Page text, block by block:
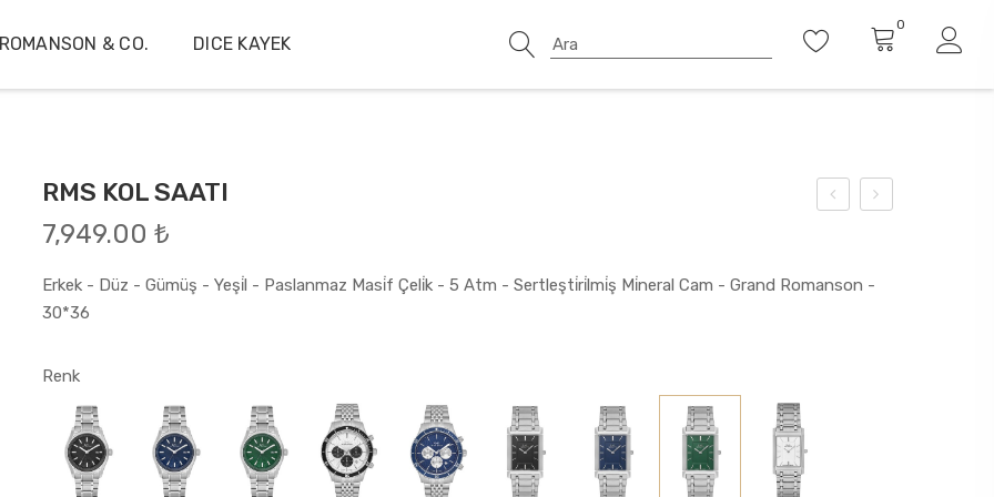
& CO. DICE KAYEK
0
RMS KOL SAATI
7,949.00 ₺
Erkek - Düz - Gümüş - Yeşi̇l - Paslanmaz Masi̇f Çeli̇k - 5 Atm - Sertleşti̇ri̇lmi̇ş Mi̇neral Cam - Grand Romanson -
30*36
Renk